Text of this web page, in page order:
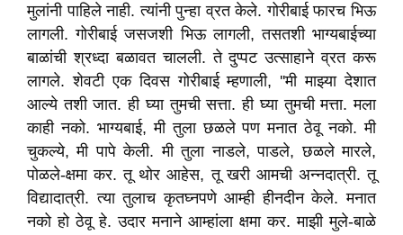
मुलांनी पाहिले नाही. त्यांनी पुन्हा व्रत केले. गोरीबाई फारच भिऊ
लागली. गोरीबाई जसजशी भिऊ लागली,तसतशी भाग्यबाईच्या
बाळांची श्रध्दा बळावत चालली. ते दुप्पट उत्साहाने व्रत करू
लागले. शेवटी एक दिवस गोरीबाई म्हणाली, ''मी माझ्या देशात
आल्ये तशी जात. ही घ्या तुमची सत्ता. ही घ्या तुमची मत्ता. मला
काही नको. भाग्यबाई,मी तुला छळले पण मनात ठेवू नको. मी
चुकल्ये,मी पापे केली. मी तुला नाडले,पाडले,छळले मारले,
पोळले-क्षमा कर. तू थोर आहेस,तू खरी आमची अन्नदात्री. तू
विद्यादात्री. त्या तुलाच कृतघ्नपणे आम्ही हीनदीन केले. मनात
नको हो ठेवू हे. उदार मनाने आम्हांला क्षमा कर. माझी मुले-बाळे